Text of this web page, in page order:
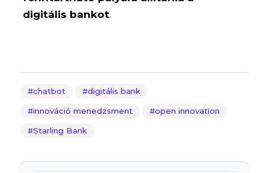
digitális bankot.
chatbot digitális bank
innováció menedzsment open innovation
Starling Bank